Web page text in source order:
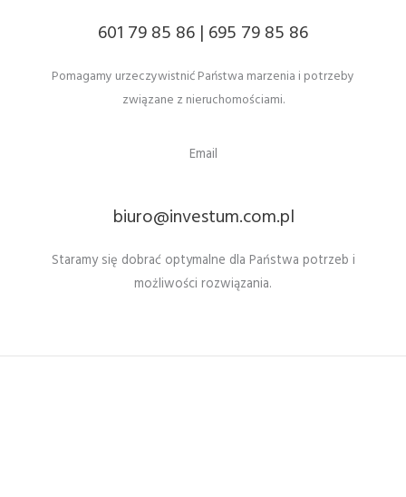
601 79 85 86 | 695 79 85 86
Pomagamy urzeczywistnić Państwa marzenia i potrzeby
związane z nieruchomościami.
Email
biuro@investum.com.pl
Staramy się dobrać optymalne dla Państwa potrzeb i
możliwości rozwiązania.